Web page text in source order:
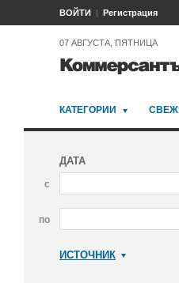
ВОЙТИ Регистрация
07 АВГУСТА, ПЯТНИЦА
КАТЕГОРИИ
ДАТА
с
по
ИСТОЧНИК